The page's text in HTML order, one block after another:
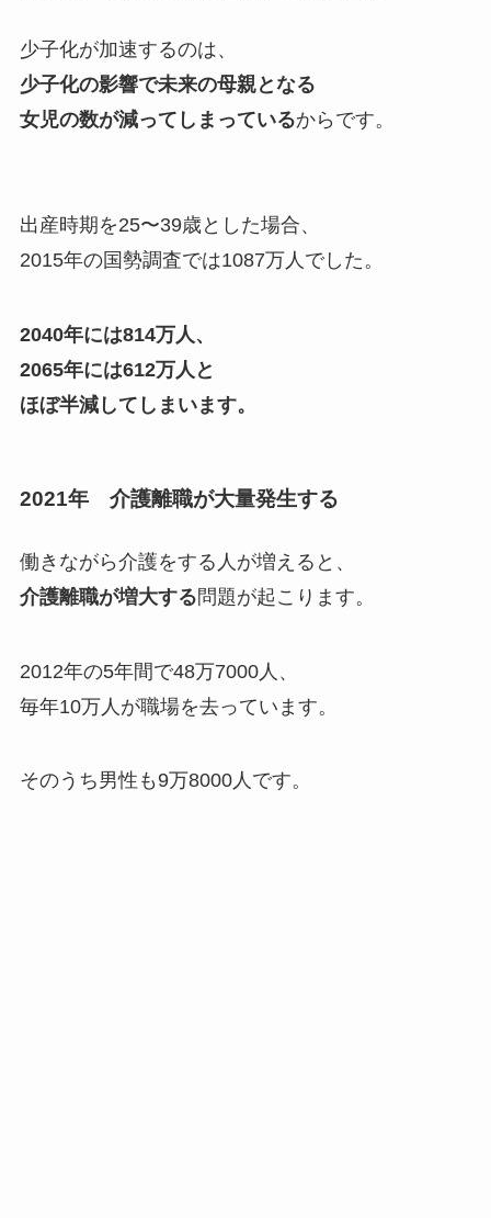
少子化が加速するのは、
少子化の影響で未来の母親となる
女児の数が減ってしまっているからです。
出産時期を25〜39歳とした場合、
2015年の国勢調査では1087万人でした。
2040年には814万人、
2065年には612万人と
ほぼ半減してしまいます。
2021年 介護離職が大量発生する
働きながら介護をする人が増えると、
介護離職が増大する問題が起こります。
2012年の5年間で48万7000人、
毎年10万人が職場を去っています。
そのうち男性も9万8000人です。